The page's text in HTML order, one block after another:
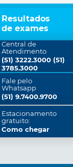
Resultados
de exames
Central de
Atendimento
(51) 3222.3000 (51)
3785.3000
Fale pelo
Whatsapp
(51) 9.7400.9700
Estacionamento
gratuito:
Como chegar